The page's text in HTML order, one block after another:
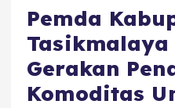
Pemda
Gerakan
Komoditas